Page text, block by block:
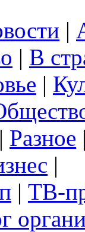
|
| В
|
| Разное
|
| ТВ-